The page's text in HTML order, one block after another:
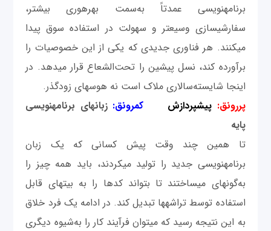
برنامه‎نویسی عمدتاً به‌سمت بهره‎وری بیشتر،
سفارشی‎سازی وسیع‎تر و سهولت در استفاده سوق پیدا
می‎کنند. هر فناوری جدیدی که یکی از این خصوصیات را
برآورده کند، نسل پیشین را تحت‌الشعاع قرار می‎دهد. در
اینجا شایسته‌سالاری ملاک است نه هوس‎های زودگذر.
پررونق: پیش‎پردازش کم‎رونق:
زبان‎های برنامه‎نویسی
پایه
تا همین چند وقت پیش کسانی که یک زبان
برنامه‎نویسی جدید را تولید می‎کردند، باید همه چیز را
به‌گونه‎ای می‎ساختند تا بتواند کدها را به بیت‎های قابل
استفاده توسط تراشه‎ها تبدیل کند. در ادامه یک فرد خلاق
به این نتیجه رسید که می‎توان فرآیند کار را به‌شیوه دیگری